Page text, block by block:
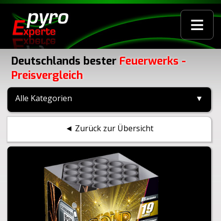
≡
Deutschlands bester Feuerwerks -
Preisvergleich
Alle Kategorien ▼
◄ Zurück zur Übersicht